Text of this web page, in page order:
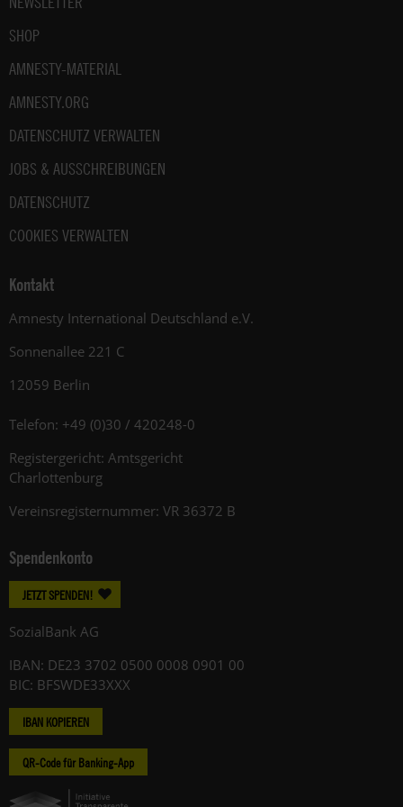
SHOP
AMNESTY-MATERIAL
AMNESTY.ORG
DATENSCHUTZ VERWALTEN
JOBS & AUSSCHREIBUNGEN
DATENSCHUTZ
COOKIES VERWALTEN
Kontakt
Amnesty International Deutschland e.V.
Sonnenallee 221 C
12059 Berlin
Telefon: +49 (0)30 / 420248-0
Registergericht: Amtsgericht
Charlottenburg
Vereinsregisternummer: VR 36372 B
Spendenkonto
JETZT SPENDEN!
SozialBank AG
IBAN: DE23 3702 0500 0008 0901 00
BIC: BFSWDE33XXX
IBAN KOPIEREN
QR-Code für Banking-App